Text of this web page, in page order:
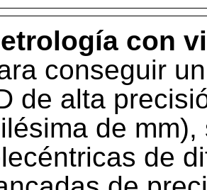
con
conseguir
de alta
de
de